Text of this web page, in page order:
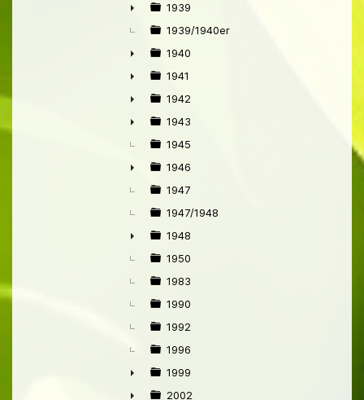
►
►
1939
1939/1940er
►
1940
►
1941
►
1942
►
1943
1945
►
1946
1947
1947/1948
►
1948
1950
1983
1990
1992
1996
►
1999
2002